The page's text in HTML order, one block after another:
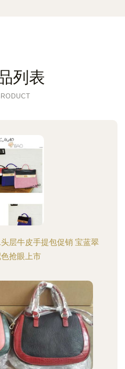
列表
层牛皮手提包促销 宝蓝翠
抢眼上市